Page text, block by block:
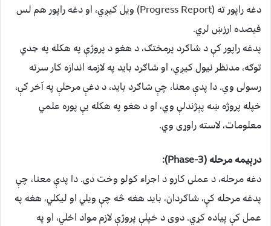
دغه راپور ته (Progress Report) ویل کیږي، او دغه راپور هم لس
فیصده ارزښ لري.
پدغه راپور کې د شاګرد پرمختګ، د هغو د پروژې په هکله په جدي
توګه، مدنظر نیول کیږي، او شاګرد باید په لازمه اندازه کار سرته
رسولی وي. دا پدې معنا، چې شاګرد باید، د دغې مرحلې په آخر کې،
خپله پروژه ښه پېژندلې وي، او د هغو په هکله یې پوره علمي
معلومات، لاسته راوړی وي.
درېیمه مرحله (Phase-3):
دغه مرحله، د عملی کارو د اجراء کولو وخت دی. دا پدې معنا، چې
پدغه مرحله کې، شاګردان، باید هغه څه چې ویلي او لیکلي، هغه په
عمل کې پیاده کړي. دوی د خپلې پروژې لازم مواد اخلي، او په